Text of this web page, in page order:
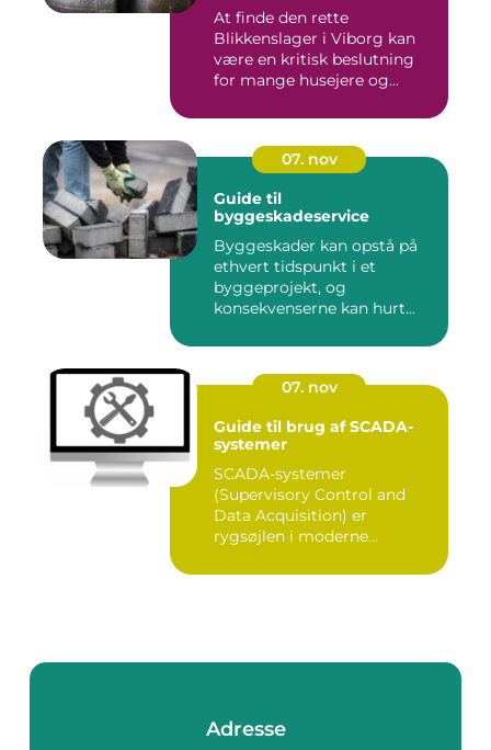
At finde den rette
Blikkenslager i Viborg kan
være en kritisk beslutning
for mange husejere og...
07. nov
Guide til
byggeskadeservice
Byggeskader kan opstå på
ethvert tidspunkt i et
byggeprojekt, og
konsekvenserne kan hurt...
07. nov
Guide til brug af SCADA-
systemer
SCADA-systemer
(Supervisory Control and
Data Acquisition) er
rygsøjlen i moderne
Adresse